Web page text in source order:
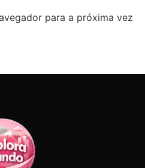
para a próxima vez